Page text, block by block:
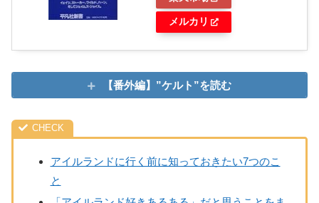
メルカリ
【番外編】”ケルト”を読む
アイルランドに行く前に知っておきたい7つのこ
と